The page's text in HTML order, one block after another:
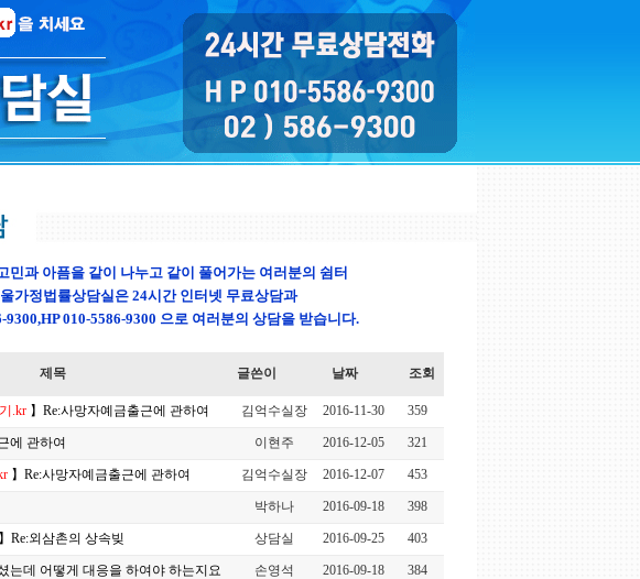
민과 아픔을 같이 나누고 같이 풀어가는 여러분의 쉼터
가정법률상담실은 24시간 인터넷 무료상담과
9300,HP 010-5586-9300 으로 여러분의 상담을 받습니다.
제목 글쓴이 날짜 조회
.kr 】Re:사망자예금출근에 관하여 김억수실장 2016-11-30 359
에 관하여 이현주 2016-12-05 321
】Re:사망자예금출근에 관하여 김억수실장 2016-12-07 453
박하나 2016-09-18 398
】Re:외삼촌의 상속빚 상담실 2016-09-25 403
는데 어떻게 대응을 하여야 하는지요 손영석 2016-09-18 384